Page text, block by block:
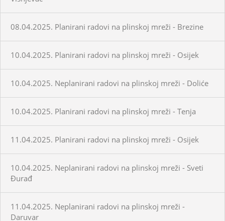
08.04.2025. Planirani radovi na plinskoj mreži - Brezine
10.04.2025. Planirani radovi na plinskoj mreži - Osijek
10.04.2025. Neplanirani radovi na plinskoj mreži - Doliće
10.04.2025. Planirani radovi na plinskoj mreži - Tenja
11.04.2025. Planirani radovi na plinskoj mreži - Osijek
10.04.2025. Neplanirani radovi na plinskoj mreži - Sveti
Đurađ
11.04.2025. Neplanirani radovi na plinskoj mreži -
Daruvar